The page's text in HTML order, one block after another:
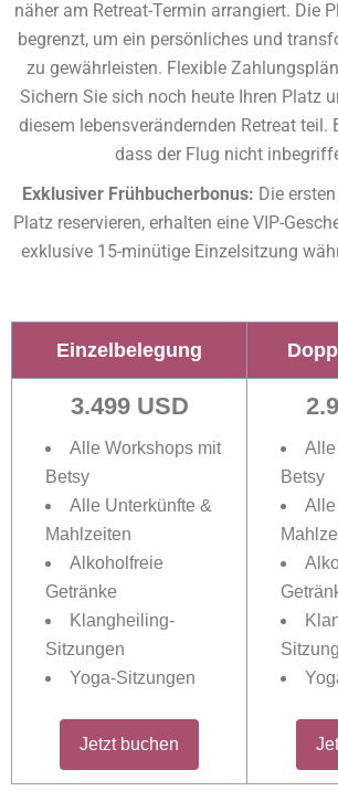
näher am Retreat-Termin arrangiert. Die
begrenzt, um ein persönliches und
zu gewährleisten. Flexible
Sichern Sie sich noch heute Ihren Platz
diesem lebensverändernden Retreat teil.
dass der Flug nicht
Exklusiver Frühbucherbonus: Die
Platz reservieren, erhalten eine VIP-
exklusive 15-minütige Einzelsitzung
Einzelbelegung
3.499 USD
Alle Workshops mit
Betsy
Alle Unterkünfte &
Mahlzeiten
Alkoholfreie
Getränke
Klangheiling-
Sitzungen
Yoga-Sitzungen
Jetzt buchen
Alle
Betsy
Alle